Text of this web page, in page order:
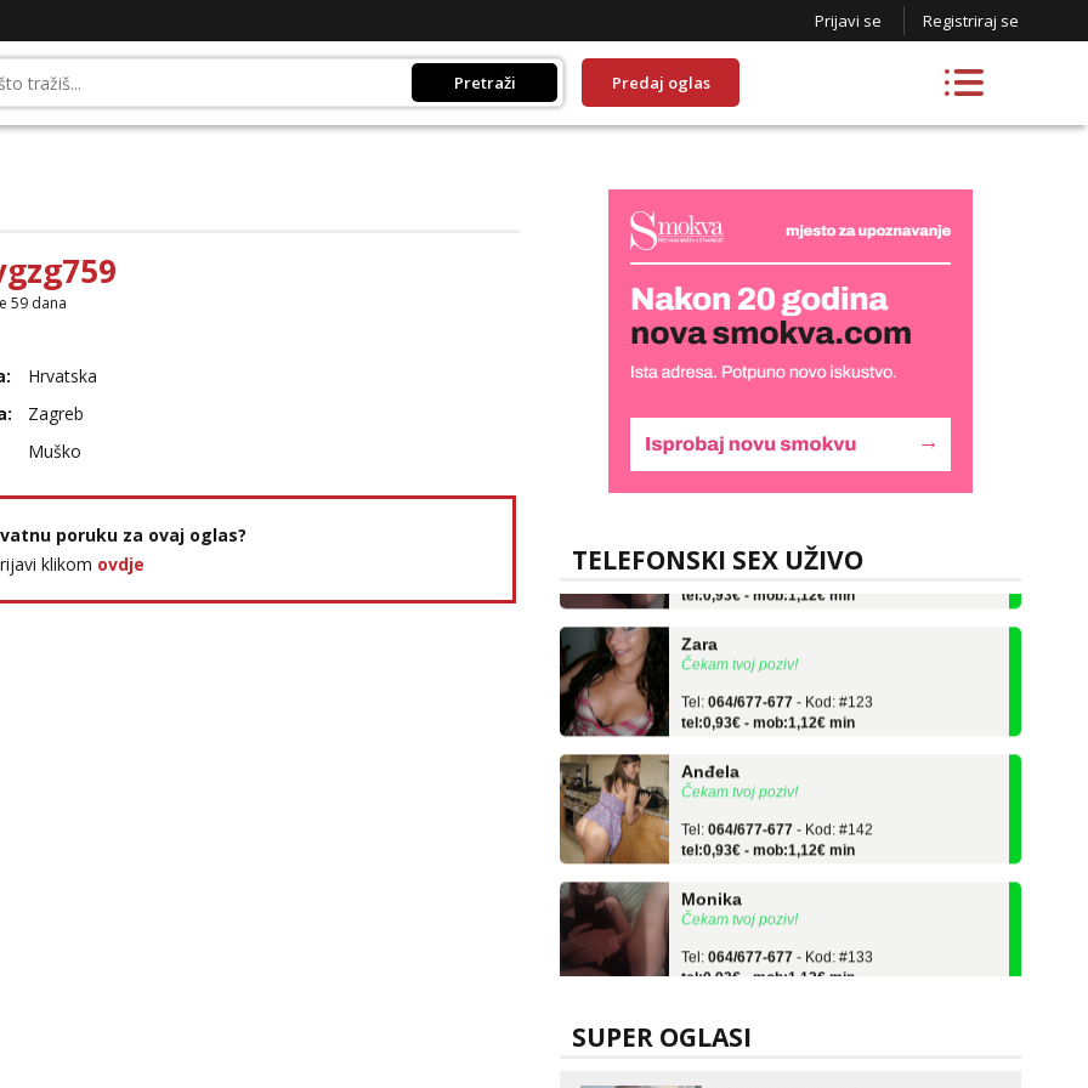
Prijavi se Registriraj se
Pretraži Predaj oglas
59 dana
Hrvatska
Zagreb
Muško
poruku za ovaj oglas?
klikom ovdje TELEFONSKI SEX UŽIVO
Monika
Tel:064/677-677 - Kod: #133
tel:0,93€ - mob:1,12€ min
Čekam tvoj poziv!
tel:0,93€ - mob:1,12€ min
Čekam tvoj poziv!
tel:0,93€ - mob:1,12€ min
Čekam tvoj poziv!
tel:0,93€ - mob:1,12€ min
Čekam tvoj poziv!
tel:0,93€ - mob:1,12€ min
SUPER OGLASI